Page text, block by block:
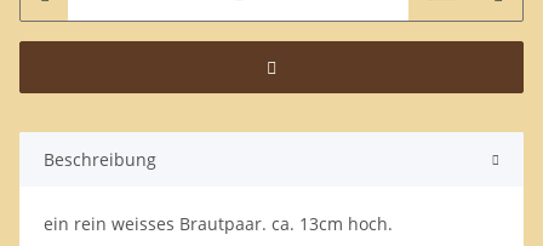
Beschreibung
ein rein weisses Brautpaar. ca. 13cm hoch.